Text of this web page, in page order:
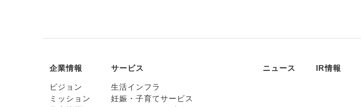
企業情報
ビジョン
ミッション
サービス
生活インフラ
妊娠・子育てサービス
ニュース IR情報